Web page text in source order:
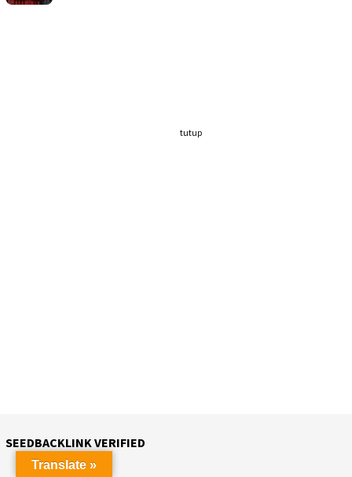
SEEDBACKLINK VERIFIED
tutup
Translate »